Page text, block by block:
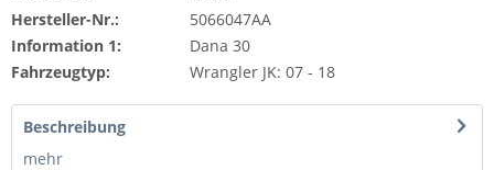
Hersteller-Nr.:
5066047AA
Information 1:
Dana 30
Fahrzeugtyp:
Wrangler JK: 07 - 18
Beschreibung
mehr